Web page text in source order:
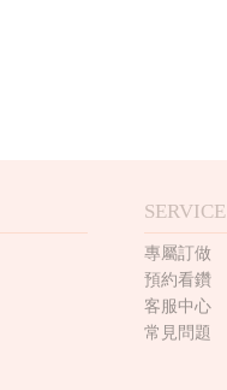
SERVICE
專屬訂做
預約看鑽
客服中心
常見問題